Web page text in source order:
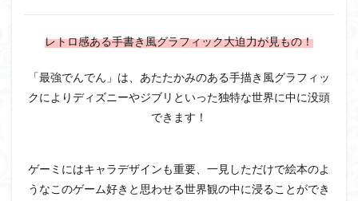
レトロ感ある手書き風グラフィック大迫力が見もの！
「最強でんでん」は、 あたたかみのある手描き風グラフィッ
クによりディズニーやジブリといった独特な世界に中に没頭
できます！
ゲーミにはキャラデザインも重要、一見しただけで絵本のよ
うなこのゲーム好きと思わせる世界観の中に浸ることができ